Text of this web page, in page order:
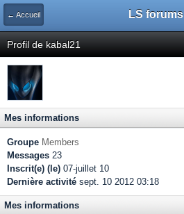
← Accueil LS forums
Profil de kabal21
Mes informations
Groupe Members
Messages 23
Inscrit(e) (le) 07-juillet 10
Dernière activité sept. 10 2012 03:18
Mes informations